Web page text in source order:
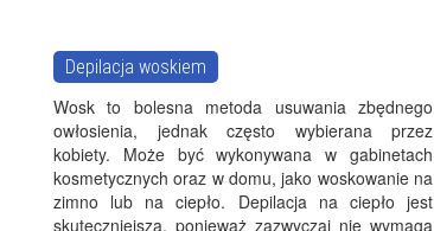
Depilacja woskiem
Wosk to bolesna metoda usuwania zbędnego
owłosienia, jednak często wybierana przez
kobiety. Może być wykonywana w gabinetach
kosmetycznych oraz w domu, jako woskowanie na
zimno lub na ciepło. Depilacja na ciepło jest
skuteczniejsza, ponieważ zazwyczaj nie wymaga